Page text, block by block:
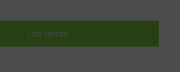
LEES VERDER